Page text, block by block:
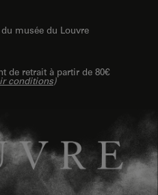
musée du Louvre
de retrait à partir de 80€
conditions)